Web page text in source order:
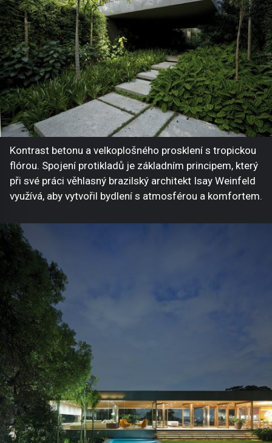
Kontrast betonu a velkoplošného prosklení s tropickou
flórou. Spojení protikladů je základním principem, který
při své práci věhlasný brazilský architekt Isay Weinfeld
využívá, aby vytvořil bydlení s atmosférou a komfortem.